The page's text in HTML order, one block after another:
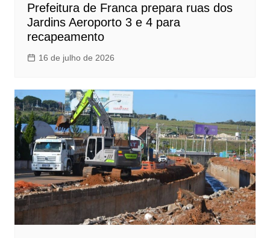
Prefeitura de Franca prepara ruas dos
Jardins Aeroporto 3 e 4 para
recapeamento
16 de julho de 2026